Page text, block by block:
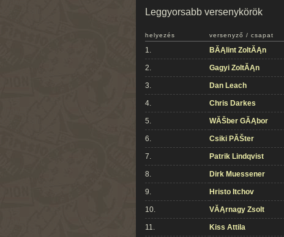
Leggyorsabb versenykörök
helyezés versenyző / csapat
1. BĂĄlint ZoltĂĄn
2. Gagyi ZoltĂĄn
3. Dan Leach
4. Chris Darkes
5. WĂŠber GĂĄbor
6. Csiki PĂŠter
7. Patrik Lindqvist
8. Dirk Muessener
9. Hristo Itchov
10. VĂĄrnagy Zsolt
11. Kiss Attila